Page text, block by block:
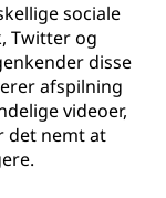
sociale
Twitter og
disse
afspilning
videoer,
det nemt at